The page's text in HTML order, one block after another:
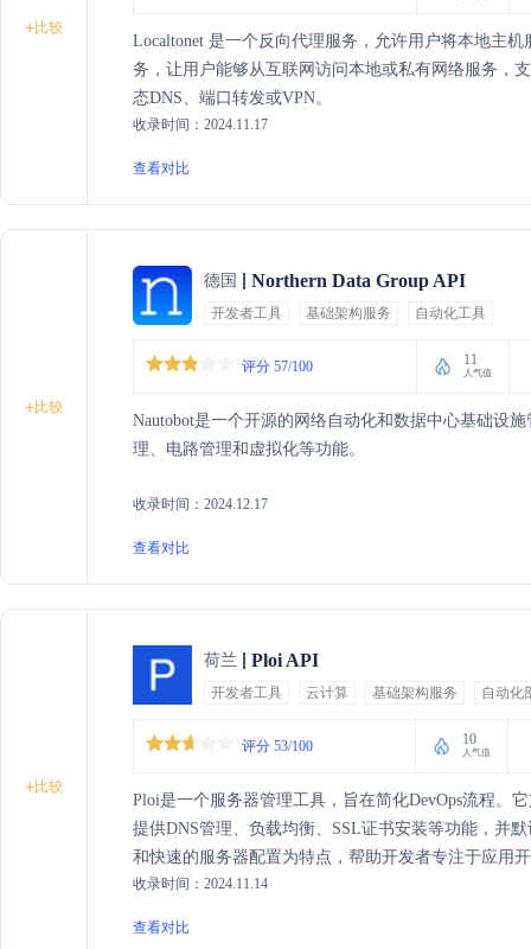
+比较
Localtonet 是一个反向代理服务，允许用户将本地主
务，让用户能够从互联网访问本地或私有网络服务，
态DNS、端口转发或VPN。
收录时间：2024.11.17
查看对比
+比较
德国 Northern Data Group API
开发者工具 基础架构服务 自动化工具
评分 57/100 11
人气值
Nautobot是一个开源的网络自动化和数据中心基础设
理、电路管理和虚拟化等功能。
收录时间：2024.12.17
查看对比
+比较
荷兰 Ploi API
开发者工具 云计算 基础架构服务 自动化
评分 53/100 10
人气值
Ploi是一个服务器管理工具，旨在简化DevOps流程。
提供DNS管理、负载均衡、SSL证书安装等功能，并
和快速的服务器配置为特点，帮助开发者专注于应用
收录时间：2024.11.14
查看对比